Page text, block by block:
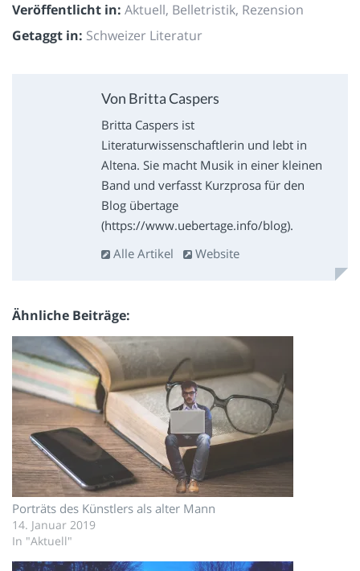
Veröffentlicht in: Aktuell, Belletristik, Rezension
Getaggt in: Schweizer Literatur
Von Britta Caspers
Britta Caspers ist
Literaturwissenschaftlerin und lebt in
Altena. Sie macht Musik in einer kleinen
Band und verfasst Kurzprosa für den
Blog übertage
(https://www.uebertage.info/blog).
Alle Artikel
Website
Ähnliche Beiträge
Porträts des Künstlers als alter Mann
14. Januar 2019
In "Aktuell"